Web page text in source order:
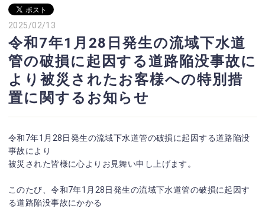
2025/02/13
令和7年1月28日発生の流域下水道
管の破損に起因する道路陥没事故に
より被災されたお客様への特別措
置に関するお知らせ
令和7年1月28日発生の流域下水道管の破損に起因する道路陥没
事故により
被災された皆様に心よりお見舞い申し上げます。
このたび、令和7年1月28日発生の流域下水道管の破損に起因す
る道路陥没事故にかかる